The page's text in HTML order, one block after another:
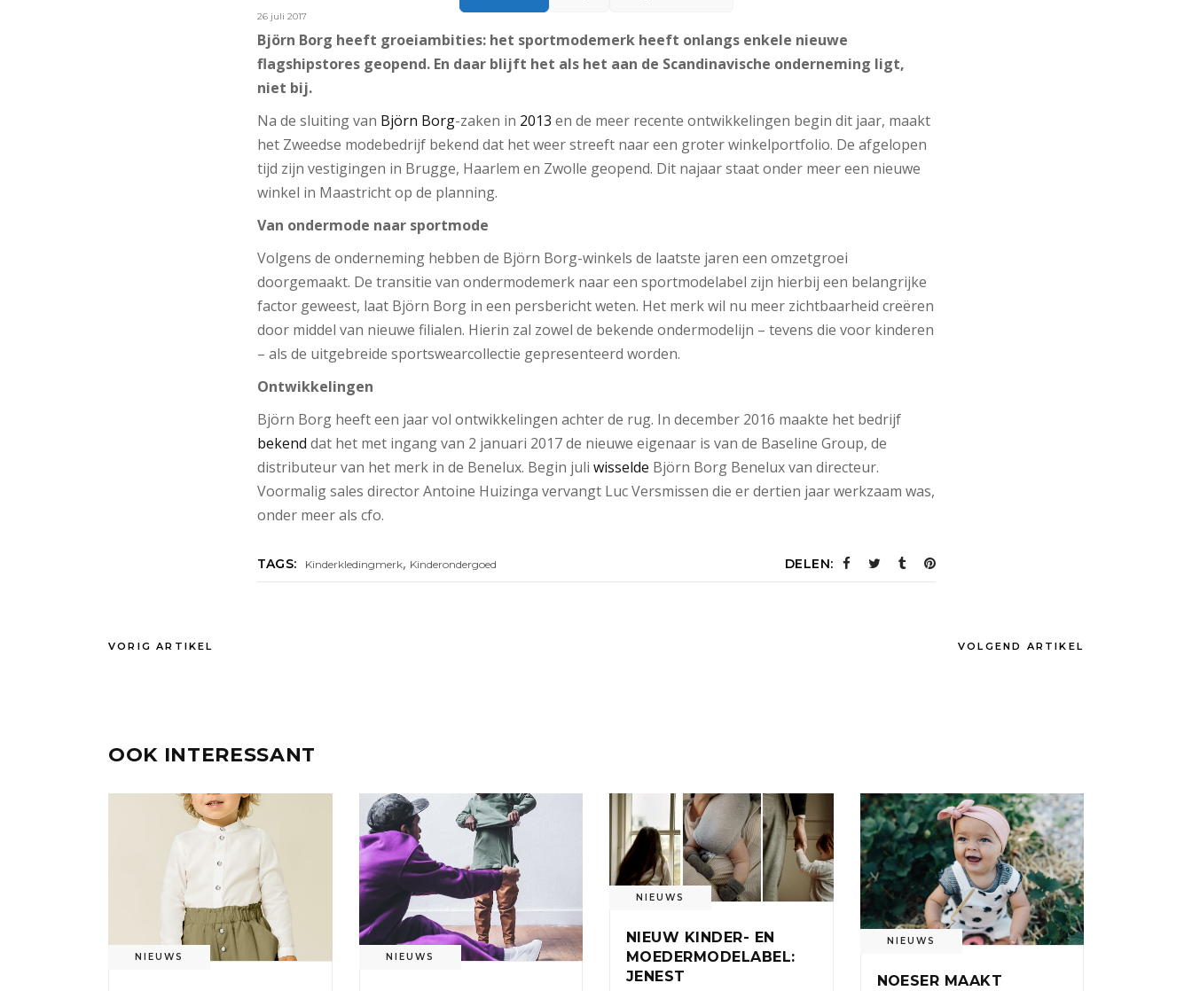
26 juli 2017
Björn Borg heeft groeiambities: het sportmodemerk heeft onlangs enkele nieuwe
flagshipstores geopend. En daar blijft het als het aan de Scandinavische onderneming ligt,
niet bij.
Na de sluiting van Björn Borg-zaken in 2013 en de meer recente ontwikkelingen begin dit jaar, maakt
het Zweedse modebedrijf bekend dat het weer streeft naar een groter winkelportfolio. De afgelopen
tijd zijn vestigingen in Brugge, Haarlem en Zwolle geopend. Dit najaar staat onder meer een nieuwe
winkel in Maastricht op de planning.
Van ondermode naar sportmode
Volgens de onderneming hebben de Björn Borg-winkels de laatste jaren een omzetgroei
doorgemaakt. De transitie van ondermodemerk naar een sportmodelabel zijn hierbij een belangrijke
factor geweest, laat Björn Borg in een persbericht weten. Het merk wil nu meer zichtbaarheid creëren
door middel van nieuwe filialen. Hierin zal zowel de bekende ondermodelijn – tevens die voor kinderen
– als de uitgebreide sportswearcollectie gepresenteerd worden.
Ontwikkelingen
Björn Borg heeft een jaar vol ontwikkelingen achter de rug. In december 2016 maakte het bedrijf
bekend dat het met ingang van 2 januari 2017 de nieuwe eigenaar is van de Baseline Group, de
distributeur van het merk in de Benelux. Begin juli wisselde Björn Borg Benelux van directeur.
Voormalig sales director Antoine Huizinga vervangt Luc Versmissen die er dertien jaar werkzaam was,
onder meer als cfo.
TAGS: Kinderkledingmerk, Kinderondergoed DELEN:
VORIG ARTIKEL VOLGEND ARTIKEL
OOK INTERESSANT
NIEUWS NIEUWS
NIEUWS
NIEUW KINDER- EN
MOEDERMODELABEL:
JENEST
NIEUWS
NOESER MAAKT